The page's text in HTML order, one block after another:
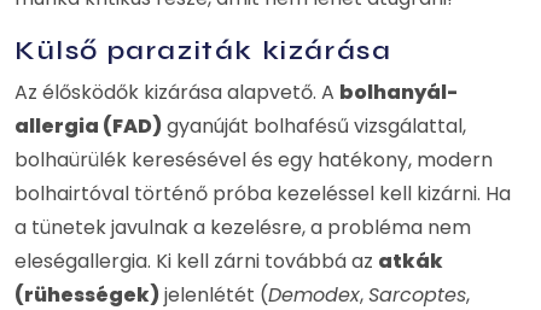
Külső paraziták kizárása
Az élősködők kizárása alapvető. A bolhanyál-
allergia (FAD)gyanúját bolhafésű vizsgálattal,
bolhaürülék keresésével és egy hatékony, modern
bolhairtóval történő próba kezeléssel kell kizárni. Ha
a tünetek javulnak a kezelésre, a probléma nem
eleségallergia. Ki kell zárni továbbá az atkák
(rühességek)jelenlétét (Demodex,Sarcoptes,